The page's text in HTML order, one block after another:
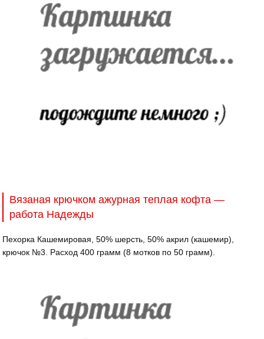
Вязаная крючком ажурная теплая кофта —
работа Надежды
Пехорка Кашемировая, 50% шерсть, 50% акрил (кашемир),
крючок №3. Расход 400 грамм (8 мотков по 50 грамм).